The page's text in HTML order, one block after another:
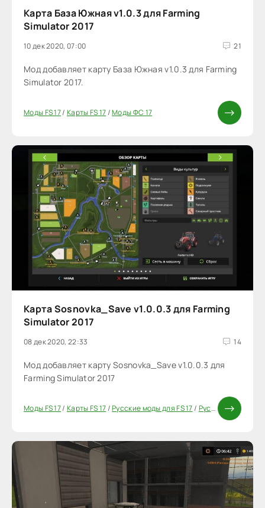
Карта База Южная v1.0.3 для Farming
Simulator 2017
10 дек 2020, 07:00 21
Мод добавляет карту База Южная v1.0.3 для Farming
Simulator 2017.
Моды FS 17/ Карты FS 17/Моды ФС 17
Карта Sosnovka_Save v1.0.0.3 для Farming
Simulator 2017
08 дек 2020, 22:33 14
Мод добавляет карту Sosnovka_Save v1.0.0.3 для
Farming Simulator 2017
Моды FS 17/ Карты FS 17/Русские моды для FS 17/ Русские карты для FS 17